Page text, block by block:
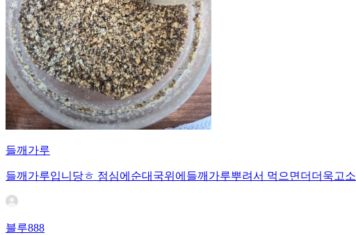
들깨가루
들깨가루입니당ㅎ 점심에순대국위에들깨가루뿌려서 먹으면더더욱고
블루888